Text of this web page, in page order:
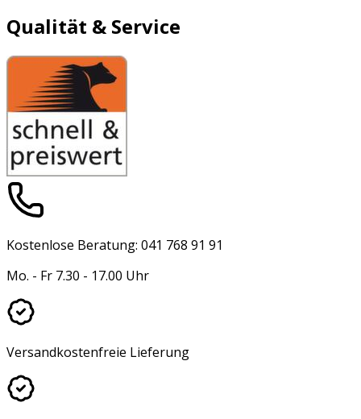
Qualität & Service
Kostenlose Beratung: 041 768 91 91
Mo. - Fr 7.30 - 17.00 Uhr
Versandkostenfreie Lieferung